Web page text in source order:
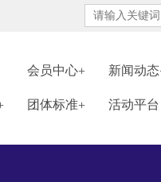
会员中心 新闻动态
团体标准 活动平台